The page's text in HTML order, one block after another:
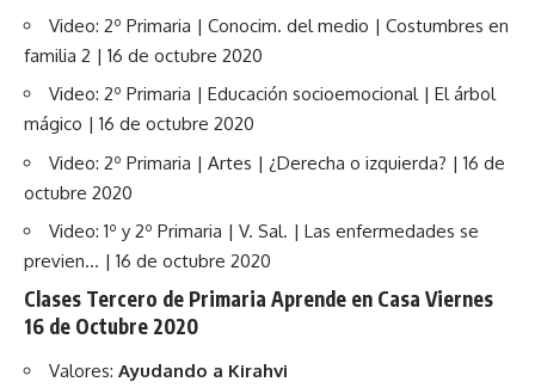
Video: 2º Primaria | Conocim. del medio | Costumbres en
familia 2 | 16 de octubre 2020
Video: 2º Primaria | Educación socioemocional | El árbol
mágico | 16 de octubre 2020
Video: 2º Primaria | Artes | ¿Derecha o izquierda? | 16 de
octubre 2020
Video: 1º y 2º Primaria | V. Sal. | Las enfermedades se
previen… | 16 de octubre 2020
Clases Tercero de Primaria Aprende en Casa Viernes
16 de Octubre 2020
Valores: Ayudando a Kirahvi